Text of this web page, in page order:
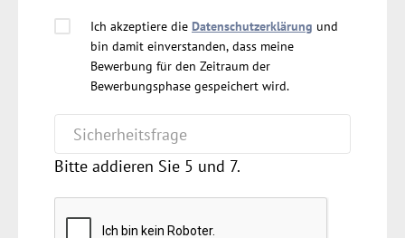
Ich akzeptiere die Datenschutzerklärung und
bin damit einverstanden, dass meine
Bewerbung für den Zeitraum der
Bewerbungsphase gespeichert wird.
Bitte addieren Sie 5 und 7.